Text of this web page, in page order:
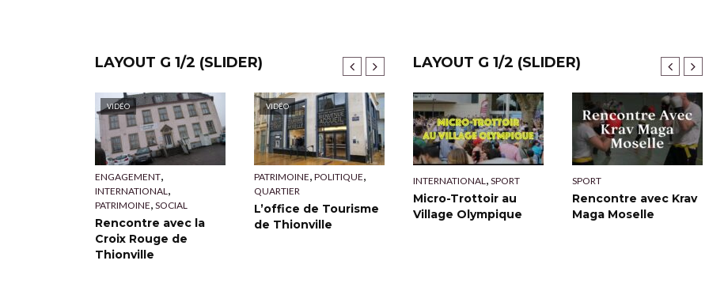
LAYOUT G 1/2 (SLIDER)
VIDÉO
ENGAGEMENT,
INTERNATIONAL,
PATRIMOINE, SOCIAL
Rencontre avec la
Croix Rouge de
Thionville
VIDÉO
PATRIMOINE, POLITIQUE,
QUARTIER
L’office de Tourisme
de Thionville
VIDÉO
ENGAGEMENT, POLITIQUE
SOCIAL
Une Marche contre
les Violences Faites
VIDÉO
PATRIMOINE
L’Autel de la Patrie
de Thionville
LAYOUT G 1/2 (SLIDER)
CULTURE,MÉDIAS
Rencontre avec Paul
D-P Artiste-
Illustrateur
VIDÉO
JEUX,NUMÉRIQUE
E-Sport et REplay 5
au Puzzle
INTERNATIONAL, SPORT
Micro-Trottoir au
Village Olympique
SPORT
Rencontre avec Krav
Maga Moselle